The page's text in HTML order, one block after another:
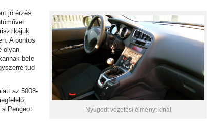
Nyugodt vezetési élményt kínál
jó érzés
A pontos
olyan
bele
tud
az 5008-
Peugeot